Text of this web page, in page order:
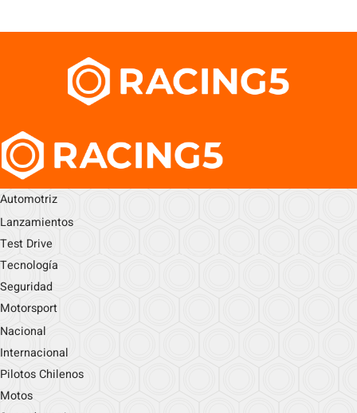
Automotriz
Lanzamientos
Test Drive
Tecnología
Seguridad
Motorsport
Nacional
Internacional
Pilotos Chilenos
Motos